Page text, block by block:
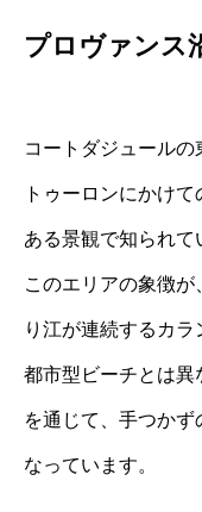
プロヴァンス
コートダジュールの
トゥーロンにかけ
ある景観で知られて
このエリアの象徴
り江が連続するカラ
都市型ビーチとは異
を通じて、手つか
なっています。